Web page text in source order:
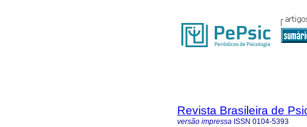
Revista Brasileira de
versão impressa ISSN 0104-5393